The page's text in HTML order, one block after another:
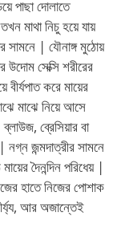
পাছা দোলাতে
মাথা নিচু হয়ে যায়
সামনে | যৌনাঙ্গ মুঠোয়
উদোম সেক্সি শরীরের
করে মায়ের
মাঝে নিয়ে আসে
ব্রেসিয়ার বা
নগ্ন জন্মদাত্রীর সামনে
দৈনন্দিন পরিধেয় |
হাতে নিজের পোশাক
আর অজান্তেই